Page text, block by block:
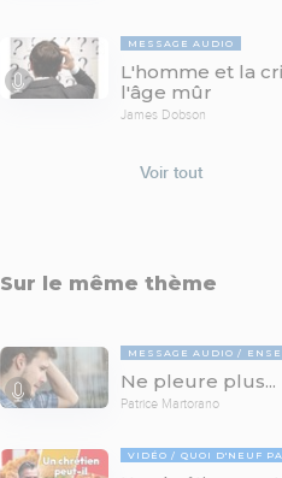
MESSAGE AUDIO
L'homme et la
l'âge mûr
James Dobson
Voir tout
Sur le même thème
MESSAGE AUDIO
Ne pleure plus...
Patrice Martorano
VIDÉO QUOI D'NEUF